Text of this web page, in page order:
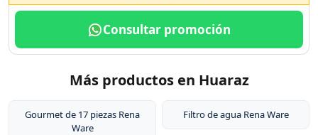
Consultar promoción
Más productos en Huaraz
Gourmet de 17 piezas Rena
Ware
Filtro de agua Rena Ware